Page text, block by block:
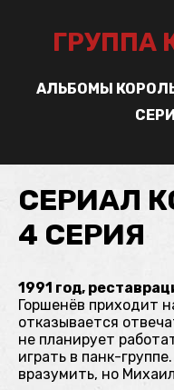
ГРУППА
АЛЬБОМЫ
СЕРИАЛ
4 СЕРИЯ
1991 год,
Горшенёв приходит
отказывается
не планирует
играть в панк-
вразумить, но